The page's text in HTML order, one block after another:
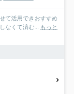
て活用できおすすめ
なくて済む... もっと